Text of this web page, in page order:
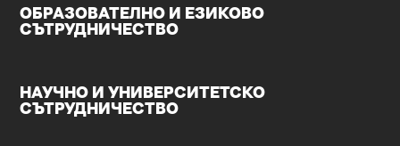
ОБРАЗОВАТЕЛНО И ЕЗИКОВО
СЪТРУДНИЧЕСТВО
НАУЧНО И УНИВЕРСИТЕТСКО
СЪТРУДНИЧЕСТВО